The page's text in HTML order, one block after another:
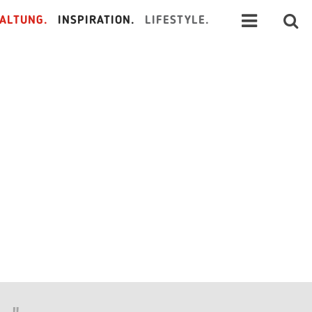
INSPIRATION. LIFESTYLE.